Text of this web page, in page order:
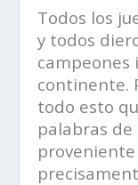
Todos los
y todos
campeones
continente.
todo esto
palabras de
proveniente